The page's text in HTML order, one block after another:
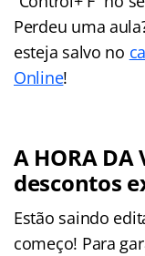
Perdeu uma
esteja salvo no
Online!
A HORA
descontos
Estão saindo
começo! Para